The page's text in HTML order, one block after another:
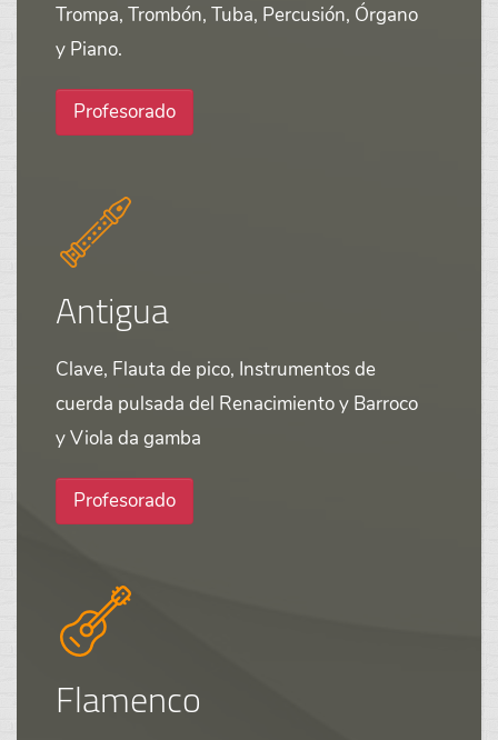
Trompa, Trombón, Tuba, Percusión, Órgano
y Piano.
Profesorado
Antigua
Clave, Flauta de pico, Instrumentos de
cuerda pulsada del Renacimiento y Barroco
y Viola da gamba
Profesorado
Flamenco